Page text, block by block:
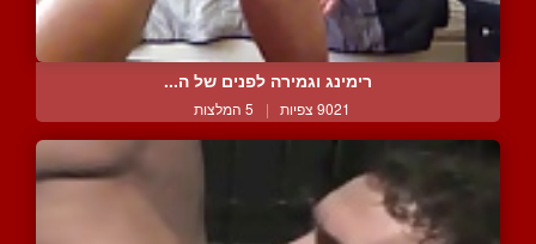
רימינג וגמירה לפנים של ה...
9021 צפיות | 5 המלצות